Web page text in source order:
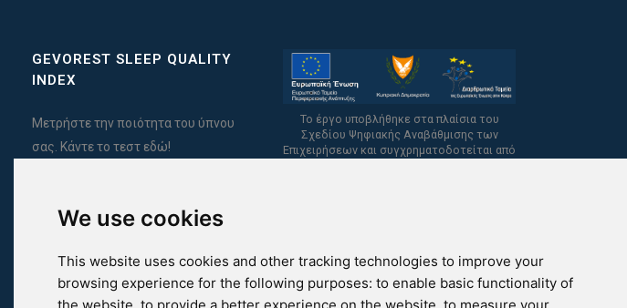
We use cookies
This website uses cookies and other tracking technologies to improve your
browsing experience for the following purposes: to enable basic functionality of
GEVOREST SLEEP QUALITY
INDEX
Μετρήστε την ποιότητα του ύπνου
σας. Κάντε το τεστ εδώ!
Το έργο υποβλήθηκε στα πλαίσια του
Σχεδίου Ψηφιακής Αναβάθμισης των
Επιχειρήσεων και συγχρηματοδοτείται από